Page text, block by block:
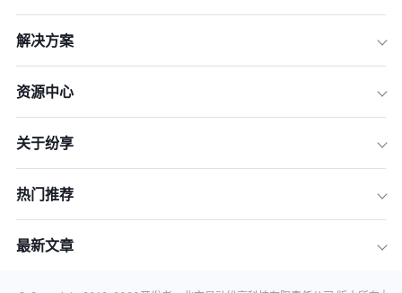
解决方案
资源中心
关于纷享
热门推荐
最新文章